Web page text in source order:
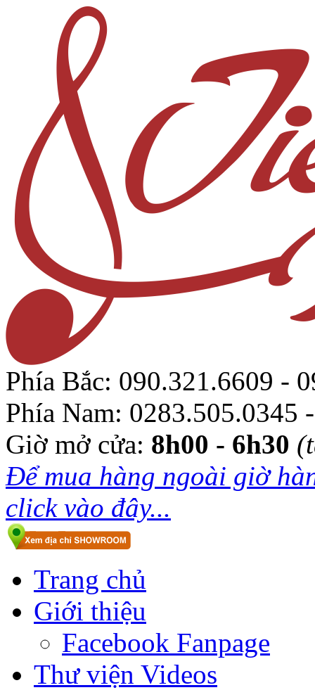
Phía Bắc: 090.321.6609 -
Phía Nam: 0283.505.0345
Giờ mở cửa: 8h00 - 6h30
Để mua hàng ngoài giờ
click vào đây...
Trang chủ
Giới thiệu
Facebook Fanpage
Thư viện Videos